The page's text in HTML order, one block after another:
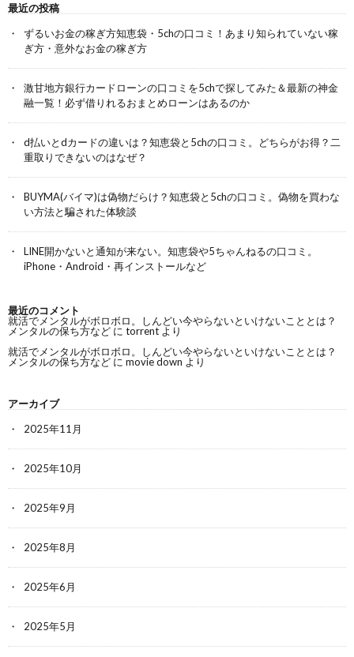
最近の投稿
ずるいお金の稼ぎ方知恵袋・5chの口コミ！あまり知られていない稼
ぎ方・意外なお金の稼ぎ方
激甘地方銀行カードローンの口コミを5chで探してみた＆最新の神金
融一覧！必ず借りれるおまとめローンはあるのか
d払いとdカードの違いは？知恵袋と5chの口コミ。どちらがお得？二
重取りできないのはなぜ？
BUYMA(バイマ)は偽物だらけ？知恵袋と5chの口コミ。偽物を買わな
い方法と騙された体験談
LINE開かないと通知が来ない。知恵袋や5ちゃんねるの口コミ。
iPhone・Android・再インストールなど
最近のコメント
就活でメンタルがボロボロ。しんどい今やらないといけないこととは？
メンタルの保ち方など に torrent より
就活でメンタルがボロボロ。しんどい今やらないといけないこととは？
メンタルの保ち方など に movie down より
アーカイブ
2025年11月
2025年10月
2025年9月
2025年8月
2025年6月
2025年5月